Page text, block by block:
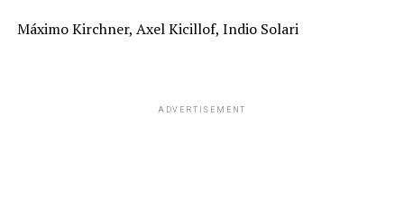
Máximo Kirchner, Axel Kicillof, Indio Solari
ADVERTISEMENT